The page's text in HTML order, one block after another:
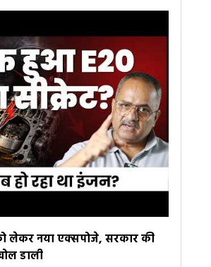
लेकर नया एक्सपोजे, सरकार की
डाली